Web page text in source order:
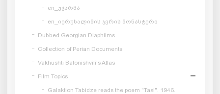
en_უჯარმა
en_იერუსალიმის ჯვრის მონასტერი
Dubbed Georgian Diaphilms
Collection of Perian Documents
Vakhushti Batonishvili's Atlas
Film Topics
Galaktion Tabidze reads the poem "Tasi". 1946.